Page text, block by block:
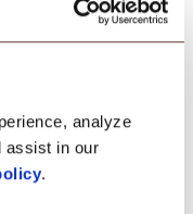
analyze
assist in our
.
série.